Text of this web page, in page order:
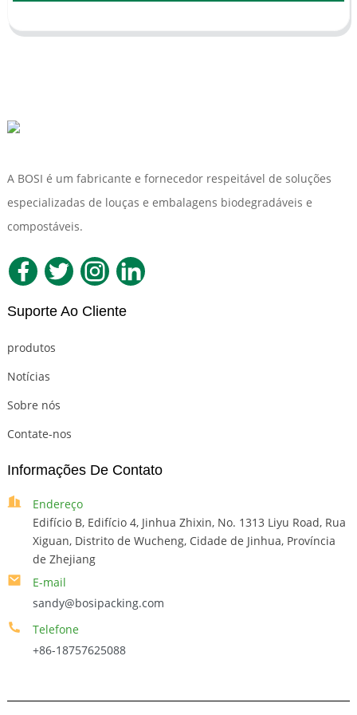
A BOSI é um fabricante e fornecedor respeitável de soluções
especializadas de louças e embalagens biodegradáveis ​​e
compostáveis.
Suporte Ao Cliente
produtos
Notícias
Sobre nós
Contate-nos
Informações De Contato
Endereço
Edifício B, Edifício 4, Jinhua Zhixin, No. 1313 Liyu Road, Rua
Xiguan, Distrito de Wucheng, Cidade de Jinhua, Província
de Zhejiang
E-mail
sandy@bosipacking.com
Telefone
+86-18757625088